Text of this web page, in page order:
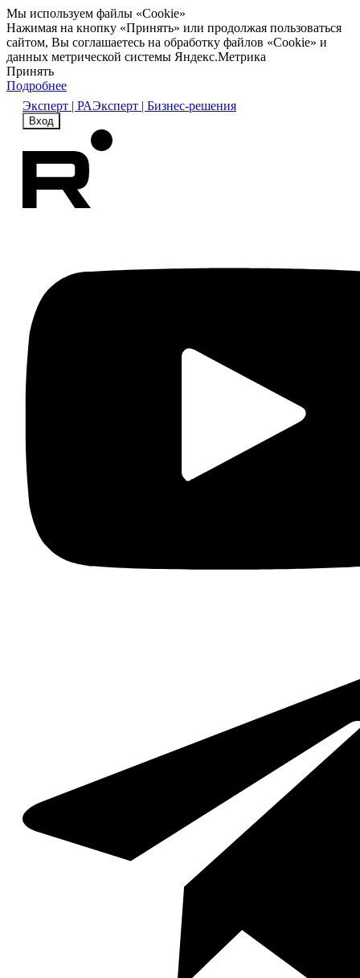
Мы используем файлы «Cookie»
Нажимая на кнопку «Принять» или продолжая пользоваться
сайтом, Вы соглашаетесь на обработку файлов «Cookie» и
данных метрической системы Яндекс.Метрика
Принять
Подробнее
Эксперт | РАЭксперт | Бизнес-решения
Вход